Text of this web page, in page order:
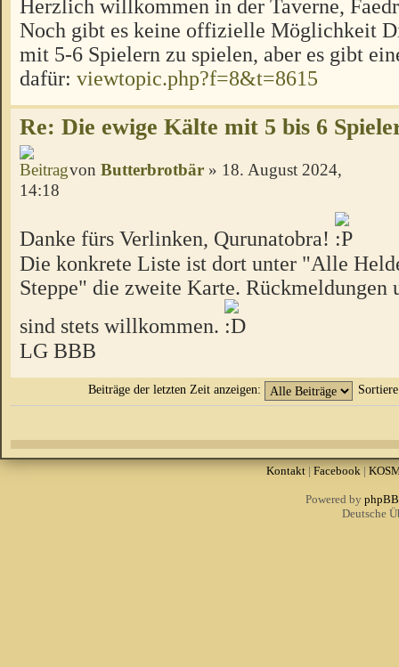
Herzlich willkommen in der Taverne,
Noch gibt es keine offizielle Möglichkeit
mit 5-6 Spielern zu spielen, aber es gibt
dafür: viewtopic.php?f=8&t=8615
Re: Die ewige Kälte mit 5 bis 6
von Butterbrotbär » 18. August 2024,
14:18
Danke fürs Verlinken, Qurunatobra!
Die konkrete Liste ist dort unter "Alle
Steppe" die zweite Karte. Rückmeldungen
sind stets willkommen.
LG BBB
Beiträge der letzten Zeit anzeigen:
Kontakt| Facebook|
Powered by phpBB
Deutsche